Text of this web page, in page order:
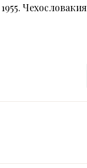
Чехословакия